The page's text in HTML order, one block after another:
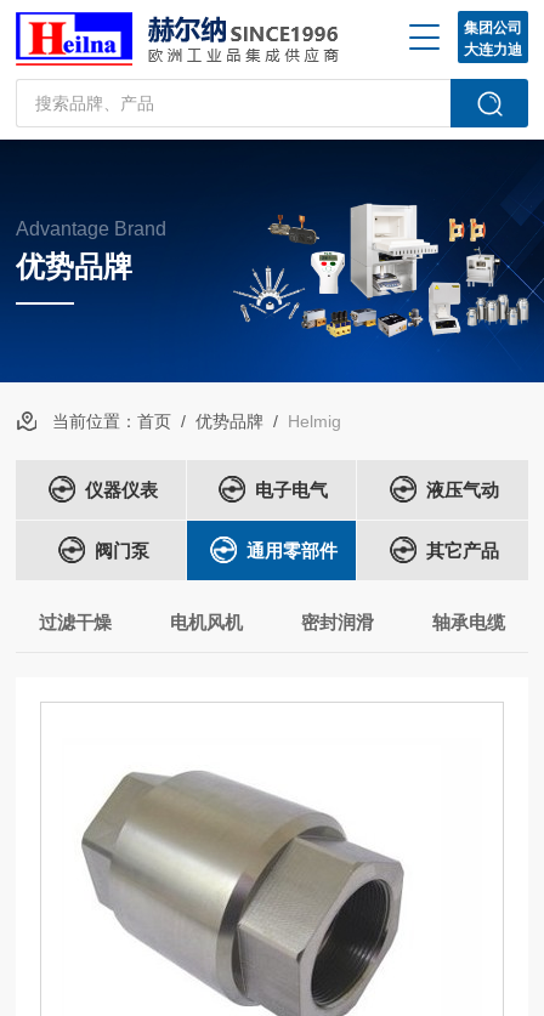
集团公司
大连力迪
Advantage Brand
优势品牌
当前位置：首页 /优势品牌 / Helmig
仪器仪表 电子电气 液压气动
阀门泵 通用零部件 其它产品
过滤干燥 电机风机 密封润滑 轴承电缆